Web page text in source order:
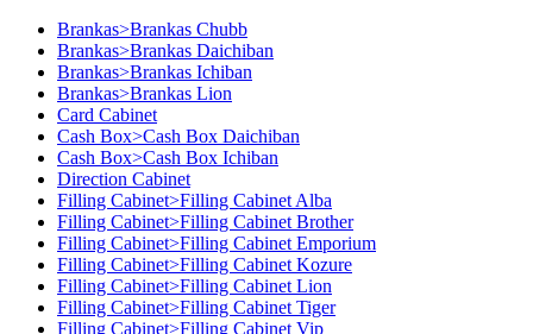
Brankas>Brankas Chubb
Brankas>Brankas Daichiban
Brankas>Brankas Ichiban
Brankas>Brankas Lion
Card Cabinet
Cash Box>Cash Box Daichiban
Cash Box>Cash Box Ichiban
Direction Cabinet
Filling Cabinet>Filling Cabinet Alba
Filling Cabinet>Filling Cabinet Brother
Filling Cabinet>Filling Cabinet Emporium
Filling Cabinet>Filling Cabinet Kozure
Filling Cabinet>Filling Cabinet Lion
Filling Cabinet>Filling Cabinet Tiger
Filling Cabinet>Filling Cabinet Vip